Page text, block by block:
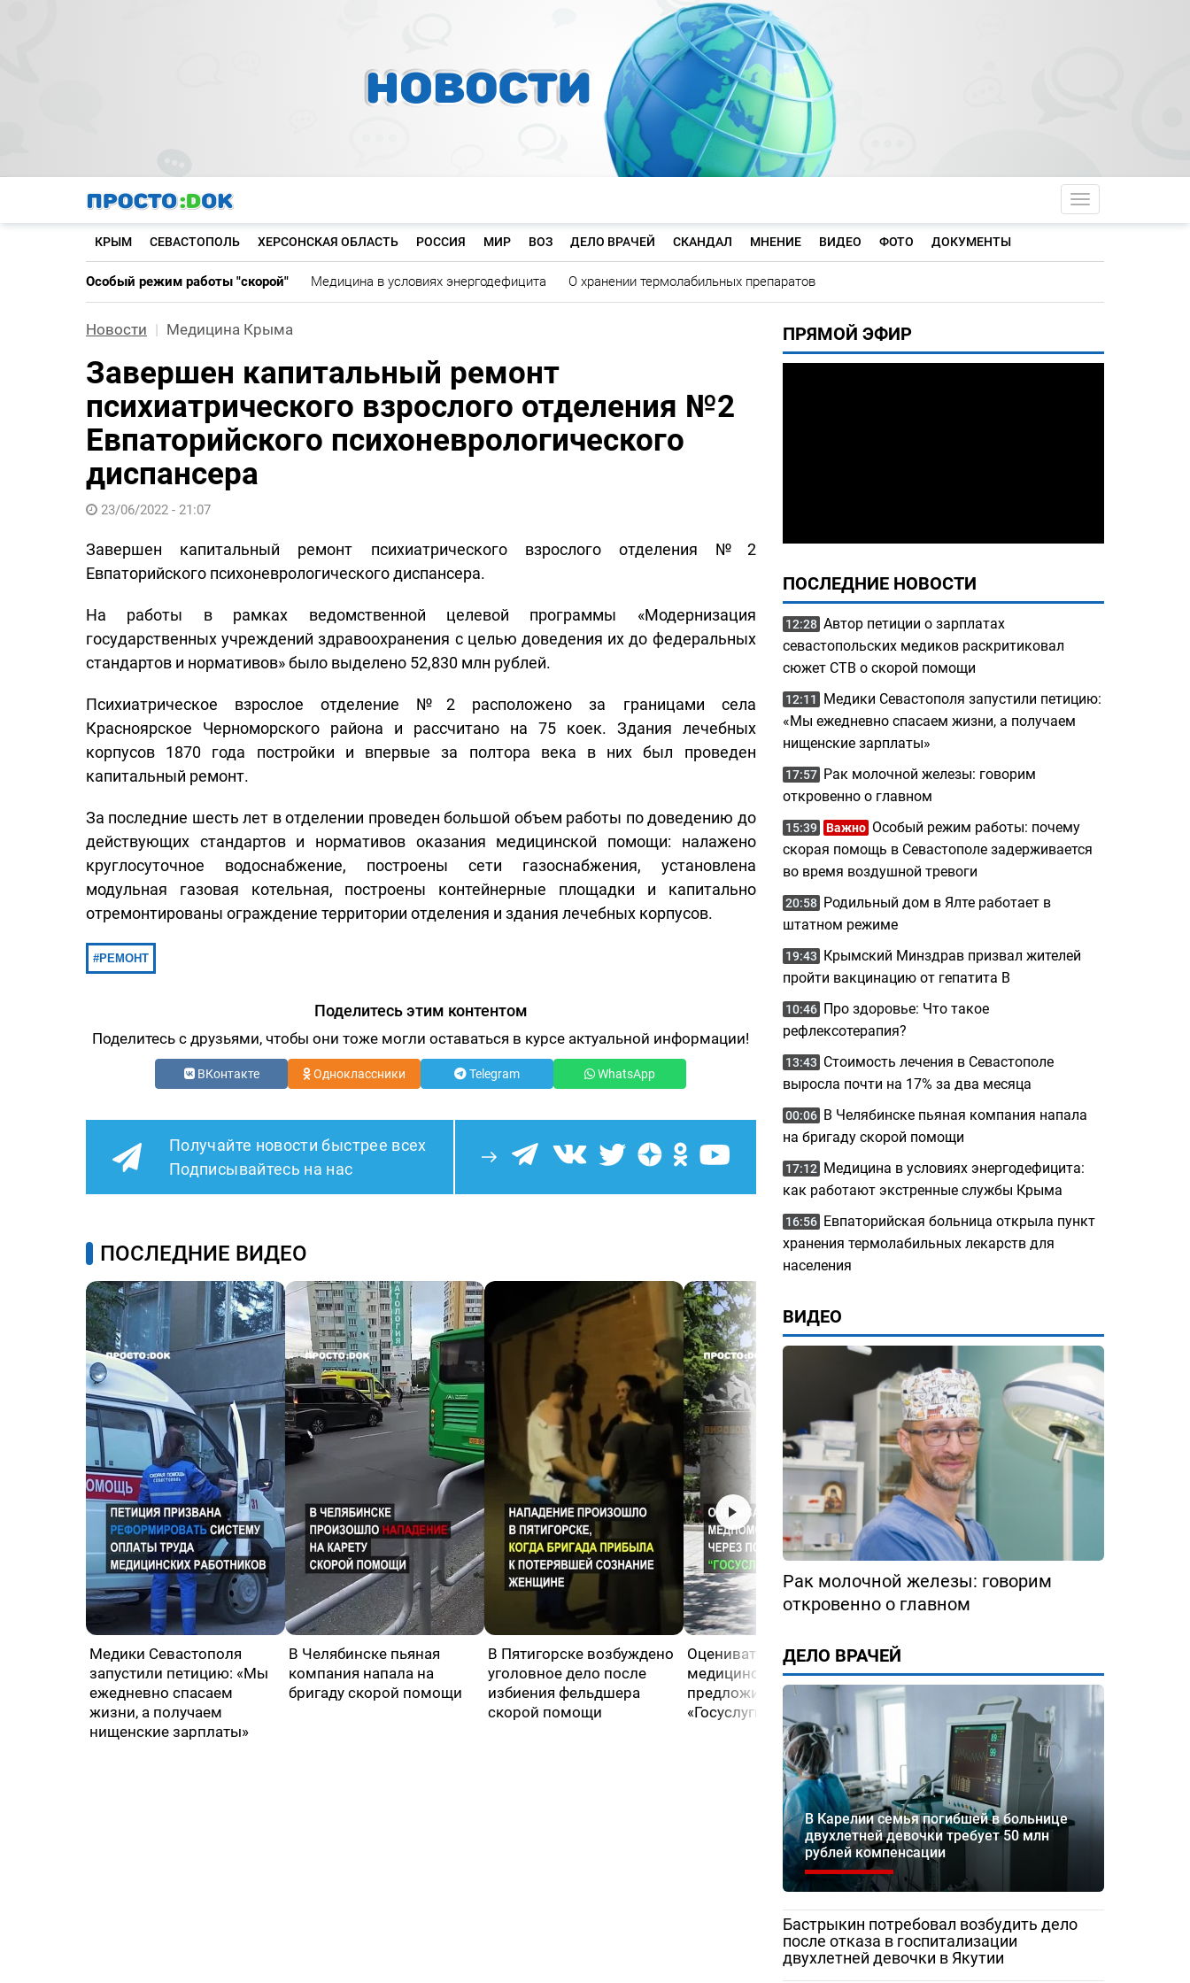
Toggle
КРЫМ СЕВАСТОПОЛЬ ХЕРСОНСКАЯ ОБЛАСТЬ РОССИЯ МИР ВОЗ ДЕЛО ВРАЧЕЙ СКАНДАЛ МНЕНИЕ ВИДЕО ФОТО ДОКУМЕНТЫ
Особый режим работы "скорой" Медицина в условиях энергодефицита О хранении термолабильных препаратов
Новости Медицина Крыма
Завершен капитальный ремонт
психиатрического взрослого отделения №2
Евпаторийского психоневрологического
диспансера
23/06/2022 - 21:07
Завершен капитальный ремонт психиатрического взрослого отделения №2
Евпаторийского психоневрологического диспансера.
На работы в рамках ведомственной целевой программы «Модернизация
государственных учреждений здравоохранения с целью доведения их до федеральных
стандартов и нормативов» было выделено 52,830 млн рублей.
Психиатрическое взрослое отделение №2 расположено за границами села
Красноярское Черноморского района и рассчитано на 75 коек. Здания лечебных
корпусов 1870 года постройки и впервые за полтора века в них был проведен
капитальный ремонт.
За последние шесть лет в отделении проведен большой объем работы по доведению до
действующих стандартов и нормативов оказания медицинской помощи: налажено
круглосуточное водоснабжение, построены сети газоснабжения, установлена
модульная газовая котельная, построены контейнерные площадки и капитально
отремонтированы ограждение территории отделения и здания лечебных корпусов.
РЕМОНТ
Поделитесь этим контентом
Поделитесь с друзьями, чтобы они тоже могли оставаться в курсе актуальной информации!
ВКонтакте Одноклассники Telegram WhatsApp
Получайте новости быстрее всех
Подписывайтесь на нас
ПОСЛЕДНИЕ ВИДЕО
Медики Севастополя
запустили петицию: «Мы
ежедневно спасаем
жизни, а получаем
нищенские зарплаты»
В Челябинске пьяная
компания напала на
бригаду скорой помощи
В Пятигорске возбуждено
уголовное дело после
избиения фельдшера
скорой помощи
Оценивать качество
медицинской помощи
предложили через портал
«Госуслуги»
«Жаловаться бесполезно»:
женщина сняла разруху в
Гатчинской межрайонной
Сорочинской
записали
ПРЯМОЙ ЭФИР
ПОСЛЕДНИЕ НОВОСТИ
12:28 Автор петиции о зарплатах
севастопольских медиков раскритиковал
сюжет СТВ о скорой помощи
12:11
Медики Севастополя запустили петицию:
«Мы ежедневно спасаем жизни, а получаем
нищенские зарплаты»
17:57 Рак молочной железы: говорим
откровенно о главном
15:39 Важно Особый режим работы: почему
скорая помощь в Севастополе задерживается
во время воздушной тревоги
20:58 Родильный дом в Ялте работает в
штатном режиме
19:43
Крымский Минздрав призвал жителей
пройти вакцинацию от гепатита B
10:46 Про здоровье: Что такое
рефлексотерапия?
13:43 Стоимость лечения в Севастополе
выросла почти на 17% за два месяца
00:06 В Челябинске пьяная компания напала
на бригаду скорой помощи
17:12 Медицина в условиях энергодефицита:
как работают экстренные службы Крыма
16:56 Евпаторийская больница открыла пункт
хранения термолабильных лекарств для
населения
ВИДЕО
Рак молочной железы: говорим
откровенно о главном
ДЕЛО ВРАЧЕЙ
В Карелии семья погибшей в больнице
двухлетней девочки требует 50 млн
рублей компенсации
Бастрыкин потребовал возбудить дело
после отказа в госпитализации
двухлетней девочки в Якутии